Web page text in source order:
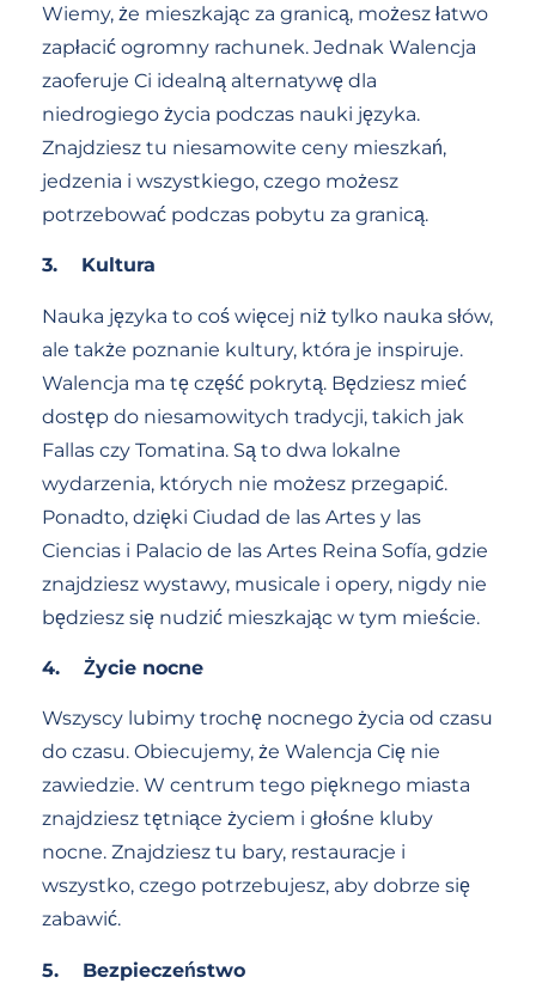
Wiemy, że mieszkając za granicą, możesz łatwo
zapłacić ogromny rachunek. Jednak Walencja
zaoferuje Ci idealną alternatywę dla
niedrogiego życia podczas nauki języka.
Znajdziesz tu niesamowite ceny mieszkań,
jedzenia i wszystkiego, czego możesz
potrzebować podczas pobytu za granicą.
3. Kultura
Nauka języka to coś więcej niż tylko nauka słów,
ale także poznanie kultury, która je inspiruje.
Walencja ma tę część pokrytą. Będziesz mieć
dostęp do niesamowitych tradycji, takich jak
Fallas czy Tomatina. Są to dwa lokalne
wydarzenia, których nie możesz przegapić.
Ponadto, dzięki Ciudad de las Artes y las
Ciencias i Palacio de las Artes Reina Sofía, gdzie
znajdziesz wystawy, musicale i opery, nigdy nie
będziesz się nudzić mieszkając w tym mieście.
4. Życie nocne
Wszyscy lubimy trochę nocnego życia od czasu
do czasu. Obiecujemy, że Walencja Cię nie
zawiedzie. W centrum tego pięknego miasta
znajdziesz tętniące życiem i głośne kluby
nocne. Znajdziesz tu bary, restauracje i
wszystko, czego potrzebujesz, aby dobrze się
zabawić.
5. Bezpieczeństwo